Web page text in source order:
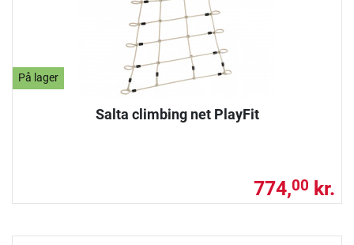
På lager
Salta climbing net PlayFit
774,00 kr.